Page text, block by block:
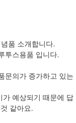
품 소개합니다.
투스용품 입니다.
문의가 증가하고 있는
가 예상되기 때문에 답
같아요.